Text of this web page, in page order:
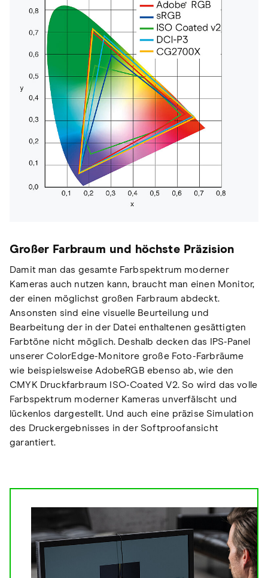
Großer Farbraum und höchste Präzision
Damit man das gesamte Farbspektrum moderner
Kameras auch nutzen kann, braucht man einen Monitor,
der einen möglichst großen Farbraum abdeckt.
Ansonsten sind eine visuelle Beurteilung und
Bearbeitung der in der Datei enthaltenen gesättigten
Farbtöne nicht möglich. Deshalb decken das IPS-Panel
unserer ColorEdge-Monitore große Foto-Farbräume
wie beispielsweise AdobeRGB ebenso ab, wie den
CMYK Druckfarbraum ISO-Coated V2. So wird das volle
Farbspektrum moderner Kameras unverfälscht und
lückenlos dargestellt. Und auch eine präzise Simulation
des Druckergebnisses in der Softproofansicht
garantiert.